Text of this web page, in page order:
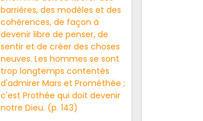
barrières, des modèles et des
cohérences, de façon à
devenir libre de penser, de
sentir et de créer des choses
neuves. Les hommes se sont
trop longtemps contentés
d'admirer Mars et Prométhée ;
c'est Prothée qui doit devenir
notre Dieu. (p. 143)